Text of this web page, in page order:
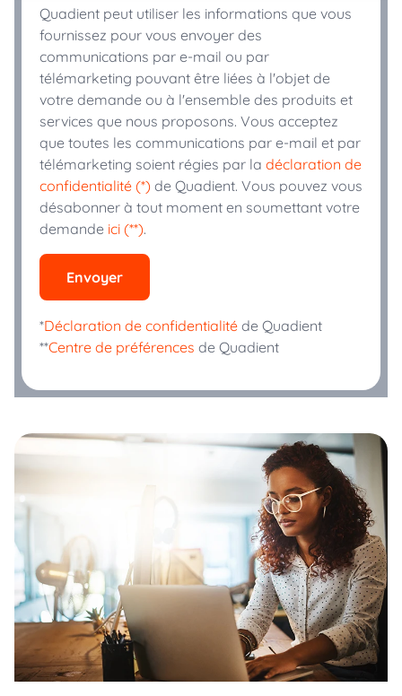
Quadient peut utiliser les informations que vous
fournissez pour vous envoyer des
communications par e-mail ou par
télémarketing pouvant être liées à l'objet de
votre demande ou à l'ensemble des produits et
services que nous proposons. Vous acceptez
que toutes les communications par e-mail et par
télémarketing soient régies par la déclaration de
confidentialité (*) de Quadient. Vous pouvez vous
désabonner à tout moment en soumettant votre
demande ici (**).
Envoyer
*Déclaration de confidentialité de Quadient
**Centre de préférences de Quadient